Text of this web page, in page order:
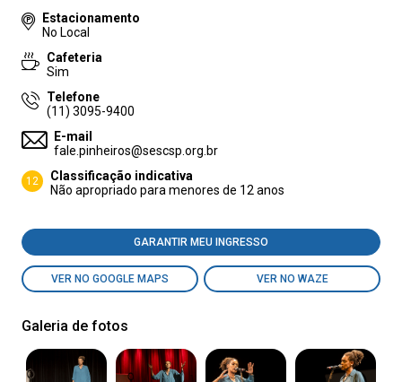
Estacionamento
No Local
Cafeteria
Sim
Telefone
(11) 3095-9400
E-mail
fale.pinheiros@sescsp.org.br
12
Classificação indicativa
Não apropriado para menores de 12 anos
GARANTIR MEU INGRESSO
VER NO GOOGLE MAPS VER NO WAZE
Galeria de fotos